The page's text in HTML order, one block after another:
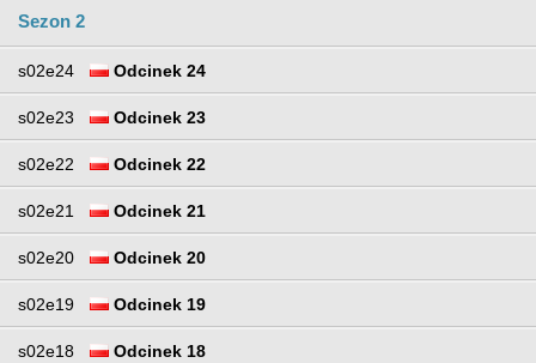
Sezon 2
s02e24 Odcinek 24
s02e23 Odcinek 23
s02e22 Odcinek 22
s02e21 Odcinek 21
s02e20 Odcinek 20
s02e19 Odcinek 19
s02e18 Odcinek 18